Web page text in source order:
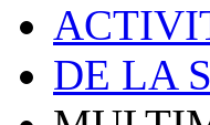
DE LA